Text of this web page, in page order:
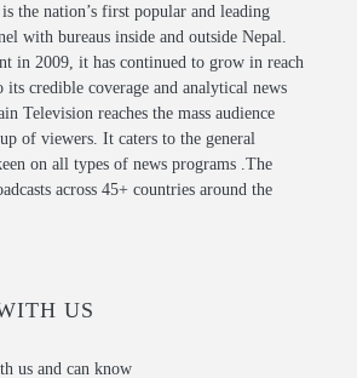
the nation’s first popular and leading
with bureaus inside and outside Nepal.
in 2009, it has continued to grow in reach
credible coverage and analytical news
Television reaches the mass audience
of viewers. It caters to the general
on all types of news programs .The
across 45+ countries around the
US
us and can know